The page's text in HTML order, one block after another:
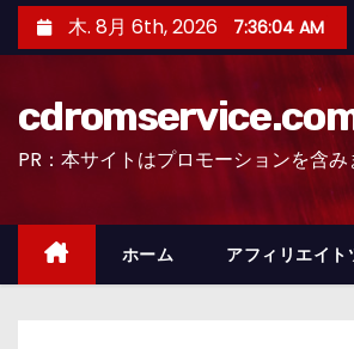
ン
ッ
木. 8月 6th, 2026 7:36:05 AM
PR：本サイトはプロモーションを含み
ホーム アフィリエイト